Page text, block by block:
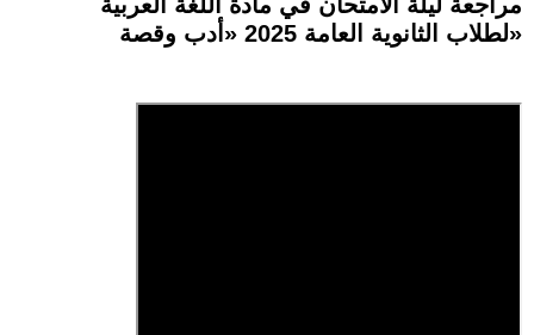
لطلاب الثانوية العامة 2025 «أدب وقصة»